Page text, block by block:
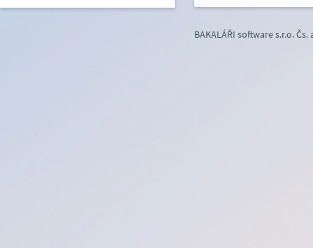
BAKALÁŘI software s.r.o.Čs.